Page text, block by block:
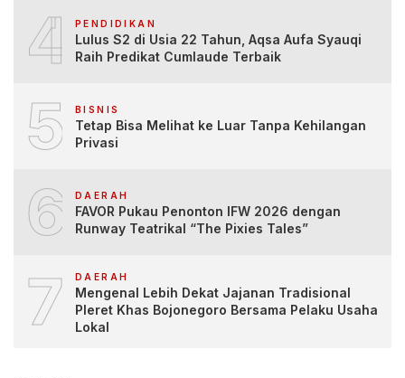
4 PENDIDIKAN
Lulus S2 di Usia 22 Tahun, Aqsa Aufa Syauqi
Raih Predikat Cumlaude Terbaik
5 BISNIS
Tetap Bisa Melihat ke Luar Tanpa Kehilangan
Privasi
6 DAERAH
FAVOR Pukau Penonton IFW 2026 dengan
Runway Teatrikal “The Pixies Tales”
7 DAERAH
Mengenal Lebih Dekat Jajanan Tradisional
Pleret Khas Bojonegoro Bersama Pelaku Usaha
Lokal